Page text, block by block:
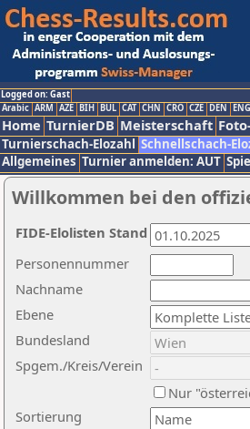
Logged on: Gast
Arabic ARM AZE BIH BUL CAT CHN CRO CZE DEN ENG
Home TurnierDB Meisterschaft
Turnierschach-Elozahl Schnellschach-
Allgemeines Turnier anmelden: AUT
Willkommen bei den
Nachname
Ebene
Sortierung
Personennummer
Bundesland
Spgem./Kreis/Verein
Nur
FIDE-Elolisten Stand